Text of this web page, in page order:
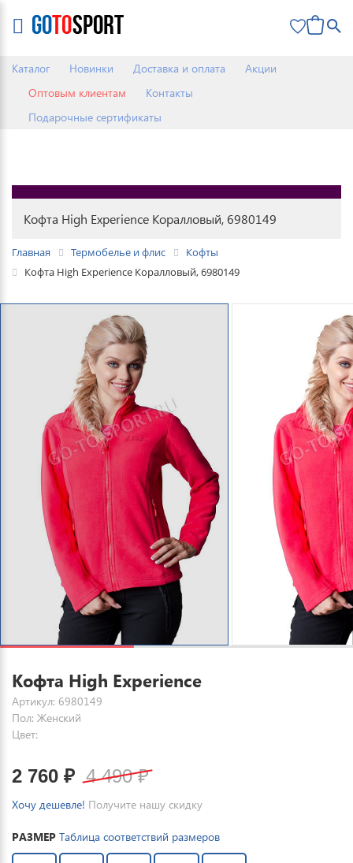
Каталог Новинки Доставка и оплата
Акции
Оптовым клиентам
Контакты
Подарочные сертификаты
0
Кофта High Experience Коралловый, 6980149
Главная Термобелье и флис
Кофты
Кофта High Experience Коралловый, 6980149
Кофта High Experience
Артикул: 6980149
Пол: Женский
Цвет:
2 760 ₽ 4 490₽
Хочу дешевле! Получите нашу скидку
РАЗМЕР Таблица соответствий размеров